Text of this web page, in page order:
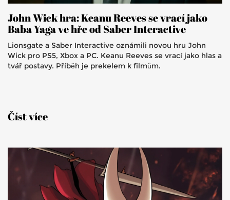
John Wick hra: Keanu Reeves se vrací jako
Baba Yaga ve hře od Saber Interactive
Lionsgate a Saber Interactive oznámili novou hru John
Wick pro PS5, Xbox a PC. Keanu Reeves se vrací jako hlas a
tvář postavy. Příběh je prekelem k filmům.
Číst více